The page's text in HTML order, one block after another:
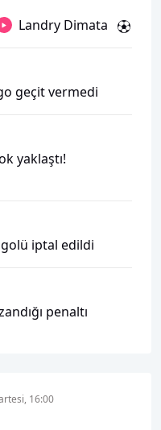
Landry Dimata
geçit vermedi
yaklaştı!
golü iptal edildi
penaltı
16:00